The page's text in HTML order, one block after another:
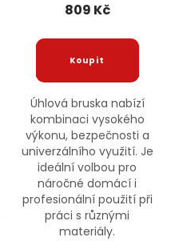
809 Kč
Úhlová bruska nabízí
kombinaci vysokého
výkonu, bezpečnosti a
univerzálního využití. Je
ideální volbou pro
náročné domácí i
profesionální použití při
práci s různými
materiály.